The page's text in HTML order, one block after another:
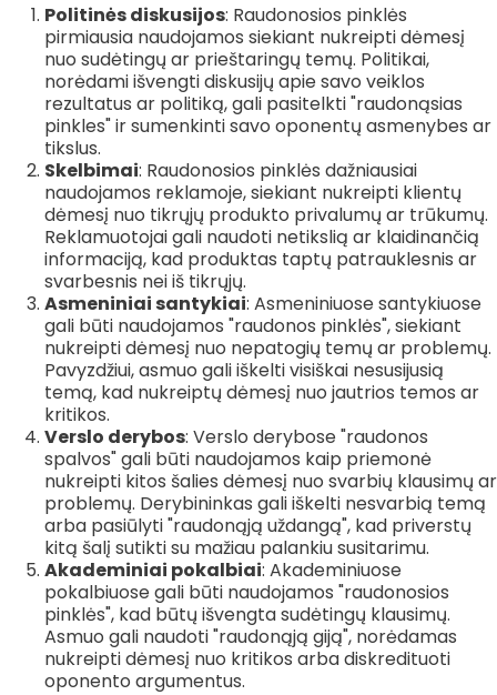
Politinės diskusijos: Raudonosios pinklės
pirmiausia naudojamos siekiant nukreipti dėmesį
nuo sudėtingų ar prieštaringų temų. Politikai,
norėdami išvengti diskusijų apie savo veiklos
rezultatus ar politiką, gali pasitelkti "raudonąsias
pinkles" ir sumenkinti savo oponentų asmenybes ar
tikslus.
Skelbimai: Raudonosios pinklės dažniausiai
naudojamos reklamoje, siekiant nukreipti klientų
dėmesį nuo tikrųjų produkto privalumų ar trūkumų.
Reklamuotojai gali naudoti netikslią ar klaidinančią
informaciją, kad produktas taptų patrauklesnis ar
svarbesnis nei iš tikrųjų.
Asmeniniai santykiai: Asmeniniuose santykiuose
gali būti naudojamos "raudonos pinklės", siekiant
nukreipti dėmesį nuo nepatogių temų ar problemų.
Pavyzdžiui, asmuo gali iškelti visiškai nesusijusią
temą, kad nukreiptų dėmesį nuo jautrios temos ar
kritikos.
Verslo derybos: Verslo derybose "raudonos
spalvos" gali būti naudojamos kaip priemonė
nukreipti kitos šalies dėmesį nuo svarbių klausimų ar
problemų. Derybininkas gali iškelti nesvarbią temą
arba pasiūlyti "raudonąją uždangą", kad priverstų
kitą šalį sutikti su mažiau palankiu susitarimu.
Akademiniai pokalbiai: Akademiniuose
pokalbiuose gali būti naudojamos "raudonosios
pinklės", kad būtų išvengta sudėtingų klausimų.
Asmuo gali naudoti "raudonąją giją", norėdamas
nukreipti dėmesį nuo kritikos arba diskredituoti
oponento argumentus.